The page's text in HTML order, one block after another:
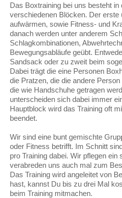
Das Boxtraining bei uns besteht in
verschiedenen Blöcken. Der erste
aufwärmen, sowie Fitness- und
danach werden unter anderem
Schlagkombinationen,
Bewegungsabläufe geübt.
Sandsack oder zu zweit beim
Dabei trägt die eine Personen
die Pratzen, die die andere
die wie Handschuhe getragen
unterscheiden sich dabei immer
Hauptblock wird das Training oft
beendet.
Wir sind eine bunt gemischte
oder Fitness betrifft. Im Schnitt
pro Training dabei. Wir pflegen
verabreden uns auch mal zum
Das Training wird angeleitet von
hast, kannst Du bis zu drei Mal
beim Training mitmachen.